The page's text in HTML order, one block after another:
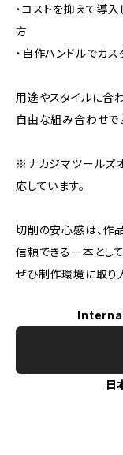
・コストを抑えて導
方
・自作ハンドルでカ
用途やスタイルに合わ
自由な組み合わせで
※ナカジマツールズ
応しています。
切削の安心感は、作
信頼できる一本として
ぜひ制作環境に取り
日